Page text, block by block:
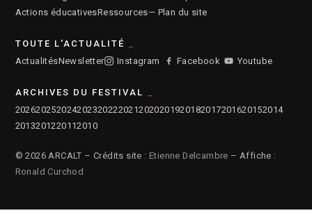
Actions éducativesRessources— Plan du site
TOUTE L'ACTUALITÉ
ActualitésNewsletter Instagram Facebook Youtube
ARCHIVES DU FESTIVAL
2026202520242023202220212020201920182017201620152014
2013201220112010
© 2026 ARCALT – Crédits site : Etienne Delcambre – Affiche :
Ronald Curchod